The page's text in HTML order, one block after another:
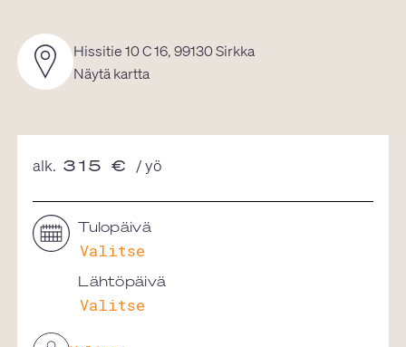
Hissitie 10 C 16, 99130 Sirkka
Näytä kartta
alk. 315 € / yö
Tulopäivä
Lähtöpäivä